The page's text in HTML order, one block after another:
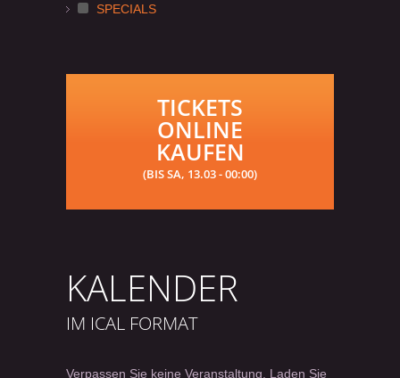
SPECIALS
TICKETS
ONLINE
KAUFEN
(BIS SA, 13.03 - 00:00)
KALENDER
IM ICAL FORMAT
Verpassen Sie keine Veranstaltung. Laden Sie